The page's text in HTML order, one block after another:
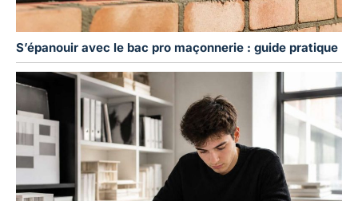
S’épanouir avec le bac pro maçonnerie : guide pratique